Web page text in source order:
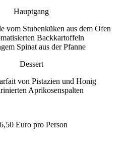
Hauptgang
vom Stubenküken aus dem Ofen
Backkartoffeln
Spinat aus der Pfanne
Dessert
von Pistazien und Honig
Aprikosenspalten
Euro pro Person